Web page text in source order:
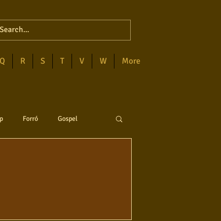
Q R S T V W More
Forró Gospel